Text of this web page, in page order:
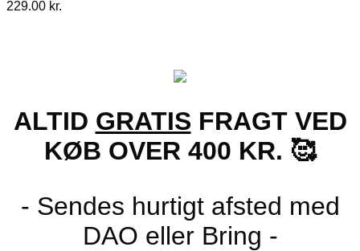
229.00 kr.
ALTID GRATIS FRAGT VED
KØB OVER 400 KR. 🥰
- Sendes hurtigt afsted med
DAO eller Bring -